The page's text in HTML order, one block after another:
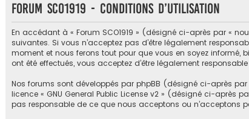
Forum SCO1919 - Conditions d’utilisation
En accédant à « Forum SCO1919 » (désigné ci-après par «
suivantes. Si vous n’acceptez pas d’être légalement
moment et nous ferons tout pour que vous en soyez informé,
ont été effectués, vous acceptez d’être légalement
Nos forums sont développés par phpBB (désigné ci-après par
licence « GNU General Public License v2 » (désigné ci-après
pas responsable de ce que nous acceptons ou n’acceptons